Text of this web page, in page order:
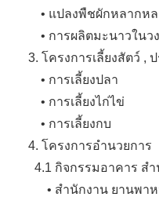
• แปลงพืชผักหลากหล
• การผลิตมะนาวในวง
3. โครงการเลี้ยงสัตว์ ,
• การเลี้ยงปลา
• การเลี้ยงไก่ไข่
• การเลี้ยงกบ
4. โครงการอำนวยการ
4.1 กิจกรรมอาคาร สำ
• สำนักงาน ยานพาห